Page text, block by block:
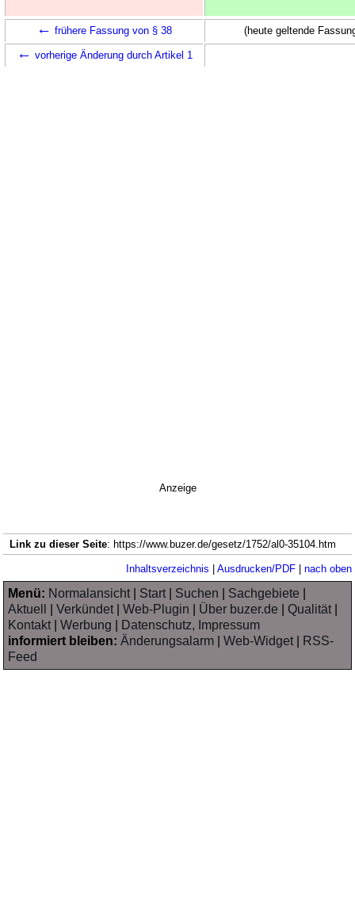
← frühere Fassung von § 38 (heute geltende
← vorherige Änderung durch Artikel 1
Anzeige
Link zu dieser Seite: https://www.buzer.de/gesetz/1752/al0-35104.htm
Inhaltsverzeichnis | Ausdrucken/PDF| nach oben
Menü: Normalansicht| Start| Suchen Sachgebiete
Aktuell
|Verkündet|Web-Plugin Über buzer.de |Qualität|
Kontakt|Werbung
Datenschutz, Impressum
informiert bleiben: Änderungsalarm |Web-Widget|
RSS-
Feed